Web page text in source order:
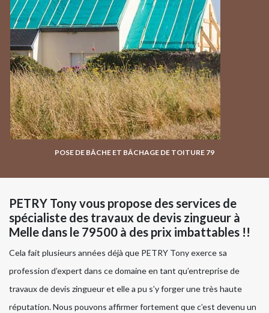
POSE DE BÂCHE ET BÂCHAGE DE TOITURE 79
PETRY Tony vous propose des services de
spécialiste des travaux de devis zingueur à
Melle dans le 79500 à des prix imbattables !!
Cela fait plusieurs années déjà que PETRY Tony exerce sa
profession d’expert dans ce domaine en tant qu’entreprise de
travaux de devis zingueur et elle a pu s’y forger une très haute
réputation. Nous pouvons affirmer fortement que c’est devenu un